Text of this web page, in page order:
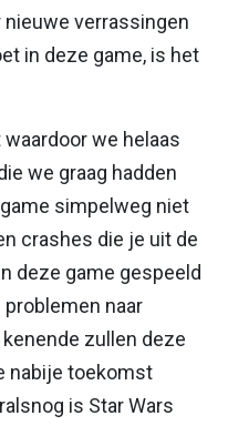
nieuwe verrassingen
in deze game, is het
we helaas
we graag hadden
simpelweg niet
crashes die je uit de
deze game gespeeld
problemen naar
zullen deze
nabije toekomst
is Star Wars